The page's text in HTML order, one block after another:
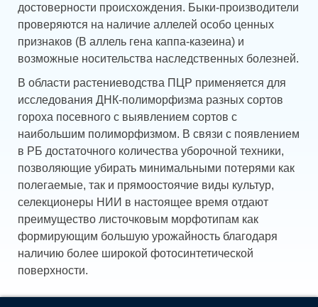
достоверности происхождения. Быки-производители
проверяются на наличие аллелей особо ценных
признаков (В аллель гена каппа-казеина) и
возможные носительства наследственных болезней.
В области растениеводства ПЦР применяется для
исследования ДНК-полиморфизма разных сортов
гороха посевного с выявлением сортов с
наибольшим полиморфизмом. В связи с появлением
в РБ достаточного количества уборочной техники,
позволяющие убирать минимальными потерями как
полегаемые, так и прямоостоячие виды культур,
селекционеры НИИ в настоящее время отдают
преимущество листочковым морфотипам как
формирующим большую урожайность благодаря
наличию более широкой фотосинтетической
поверхности.